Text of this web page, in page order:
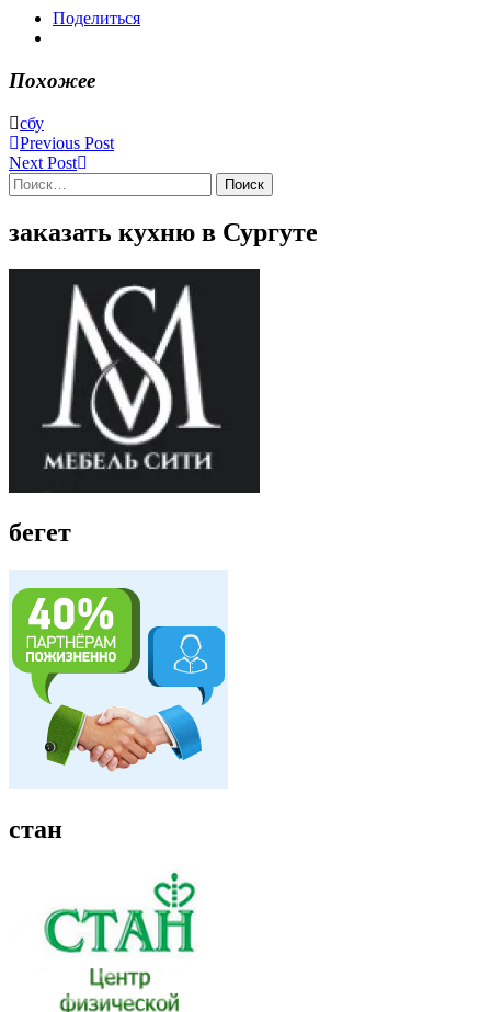
Поделиться
Похожее
сбу
Post
navigation
Previous Post
Previous
post:
Next Post
Next
Post:
Найти:
заказать кухню в Сургуте
бегет
стан